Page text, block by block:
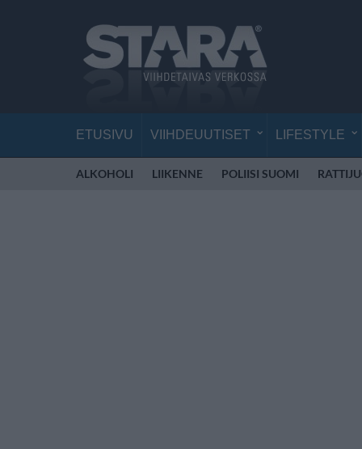
ETUSIVU VIIHDEUUTISET LIFESTYLE
ALKOHOLI LIIKENNE POLIISI SUOMI